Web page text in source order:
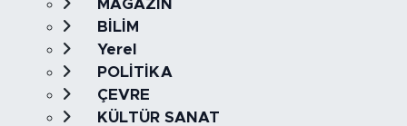
MAGAZİN
BİLİM
Yerel
POLİTİKA
ÇEVRE
KÜLTÜR SANAT